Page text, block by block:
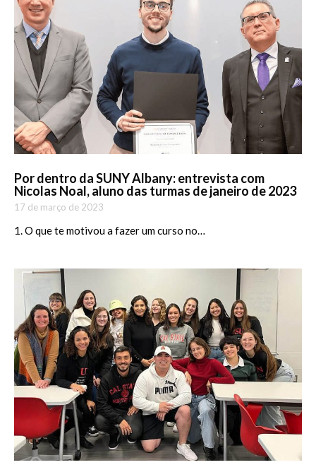
Por dentro da SUNY Albany: entrevista com
Nicolas Noal, aluno das turmas de janeiro de 2023
17 de março de 2023
1. O que te motivou a fazer um curso no…